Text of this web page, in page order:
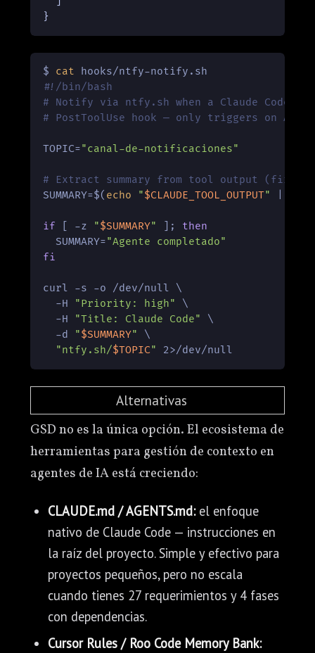
}
$ cat
#!/bin/bash
# Notify via ntfy.sh when a Claude Code
# PostToolUse hook — only triggers on
TOPIC="canal-de-notificaciones"
# Extract summary from tool output (first
SUMMARY=$( echo "$CLAUDE_TOOL_OUTPUT"
if [ -z "$SUMMARY" ]; then
  SUMMARY=
"Agente completado"
fi
curl -s -o /dev/null \
  -H
"Priority: high"
\
  -H
"Title: Claude Code"
\
  -d
"$SUMMARY"
\
"ntfy.sh/$TOPIC"
Alternativas
GSD no es la única opción. El ecosistema de
herramientas para gestión de contexto en
agentes de IA está creciendo:
CLAUDE.md / AGENTS.md:el enfoque
nativo de Claude Code — instrucciones en
la raíz del proyecto. Simple y efectivo para
proyectos pequeños, pero no escala
cuando tienes 27 requerimientos y 4 fases
con dependencias.
Cursor Rules / Roo Code Memory Bank: